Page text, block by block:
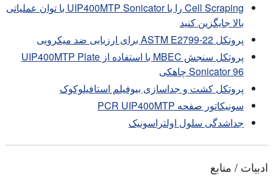
Cell Scraping را با UIP400MTP Sonicator با توان عملیاتی
بالا جایگزین کنید
پروتکل ASTM E2799-22 برای ارزیابی ضد میکروبی
پروتکل سنجش MBEC با استفاده از UIP400MTP Plate
Sonicator 96 چاهکی
پروتکل کشت و جداسازی بیوفیلم استافیلوکوک
سونیکاتور صفحه PCR UIP400MTP
جداشدگی سلول اولتراسونیک
ادبیات / منابع